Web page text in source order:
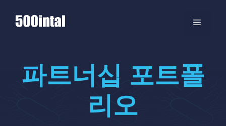
메
파트너십 포트폴
리오